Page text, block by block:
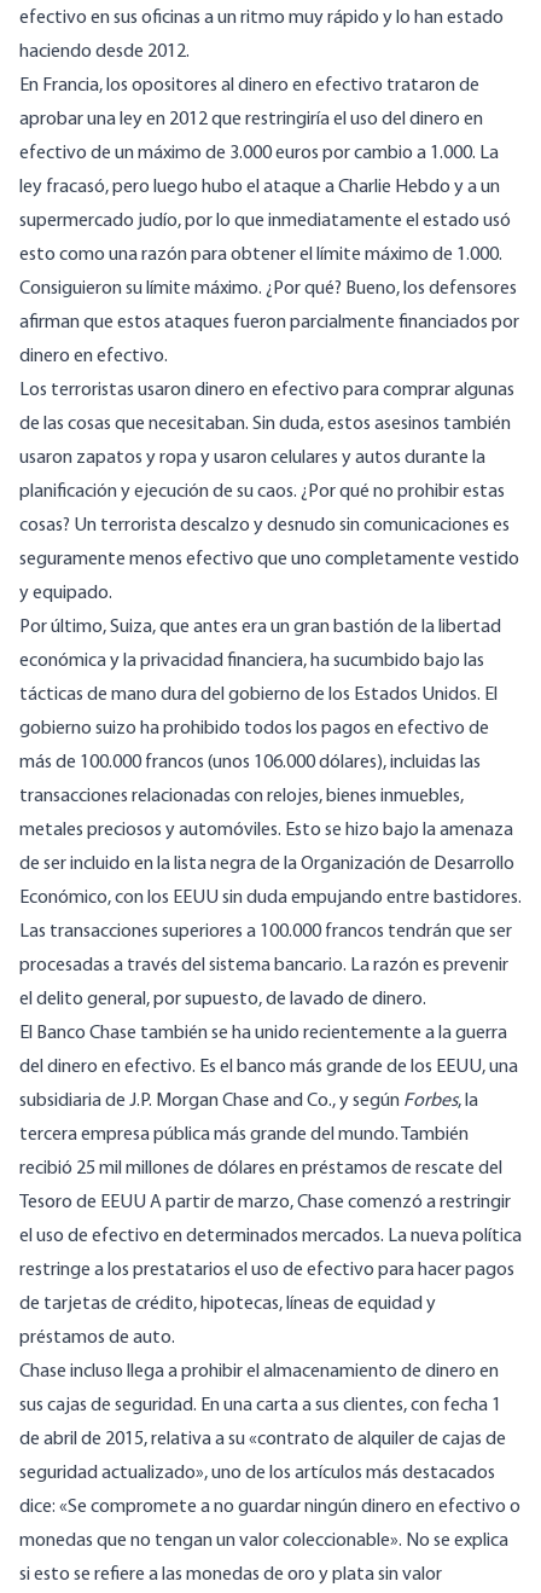
efectivo en sus oficinas a un ritmo muy rápido y lo han estado
haciendo desde 2012.
En Francia, los opositores al dinero en efectivo trataron de
aprobar una ley en 2012 que restringiría el uso del dinero en
efectivo de un máximo de 3.000 euros por cambio a 1.000. La
ley fracasó, pero luego hubo el ataque a Charlie Hebdo y a un
supermercado judío, por lo que inmediatamente el estado usó
esto como una razón para obtener el límite máximo de 1.000.
Consiguieron su límite máximo. ¿Por qué? Bueno, los defensores
afirman que estos ataques fueron parcialmente financiados por
dinero en efectivo.
Los terroristas usaron dinero en efectivo para comprar algunas
de las cosas que necesitaban. Sin duda, estos asesinos también
usaron zapatos y ropa y usaron celulares y autos durante la
planificación y ejecución de su caos. ¿Por qué no prohibir estas
cosas? Un terrorista descalzo y desnudo sin comunicaciones es
seguramente menos efectivo que uno completamente vestido
y equipado.
Por último, Suiza, que antes era un gran bastión de la libertad
económica y la privacidad financiera, ha sucumbido bajo las
tácticas de mano dura del gobierno de los Estados Unidos. El
gobierno suizo ha prohibido todos los pagos en efectivo de
más de 100.000 francos (unos 106.000 dólares), incluidas las
transacciones relacionadas con relojes, bienes inmuebles,
metales preciosos y automóviles. Esto se hizo bajo la amenaza
de ser incluido en la lista negra de la Organización de Desarrollo
Económico, con los EEUU sin duda empujando entre bastidores.
Las transacciones superiores a 100.000 francos tendrán que ser
procesadas a través del sistema bancario. La razón es prevenir
el delito general, por supuesto, de lavado de dinero.
El Banco Chase también se ha unido recientemente a la guerra
del dinero en efectivo. Es el banco más grande de los EEUU, una
subsidiaria de J.P. Morgan Chase and Co., y según Forbes, la
tercera empresa pública más grande del mundo. También
recibió 25 mil millones de dólares en préstamos de rescate del
Tesoro de EEUU A partir de marzo, Chase comenzó a restringir
el uso de efectivo en determinados mercados. La nueva política
restringe a los prestatarios el uso de efectivo para hacer pagos
de tarjetas de crédito, hipotecas, líneas de equidad y
préstamos de auto.
Chase incluso llega a prohibir el almacenamiento de dinero en
sus cajas de seguridad. En una carta a sus clientes, con fecha 1
de abril de 2015, relativa a su «contrato de alquiler de cajas de
seguridad actualizado», uno de los artículos más destacados
dice: «Se compromete a no guardar ningún dinero en efectivo o
monedas que no tengan un valor coleccionable». No se explica
si esto se refiere a las monedas de oro y plata sin valor